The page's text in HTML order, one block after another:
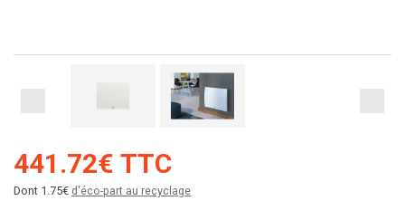
441.72€ TTC
Dont 1.75€ d'éco-part au recyclage